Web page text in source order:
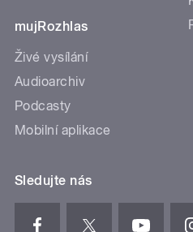
mujRozhlas
Živé vysílání
Audioarchiv
Podcasty
Mobilní aplikace
Sledujte nás